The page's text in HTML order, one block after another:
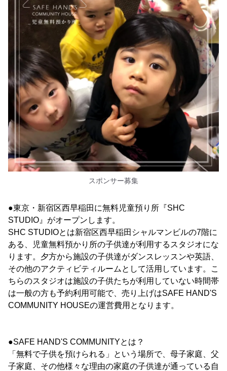
スポンサー募集
●東京・新宿区西早稲田に無料児童預り所『SHC
STUDIO』がオープンします。
SHC STUDIOとは新宿区西早稲田シャルマンビルの7階に
ある、児童無料預かり所の子供達が利用するスタジオにな
ります。夕方から施設の子供達がダンスレッスンや英語、
その他のアクティビティルームとして活用しています。こ
ちらのスタジオは施設の子供たちが利用していない時間帯
は一般の方も予約利用可能で、売り上げはSAFE HAND'S
COMMUNITY HOUSEの運営費用となります。
●SAFE HAND'S COMMUNITYとは？
「無料で子供を預けられる」という場所で、母子家庭、父
子家庭、その他様々な理由の家庭の子供達が通っている自